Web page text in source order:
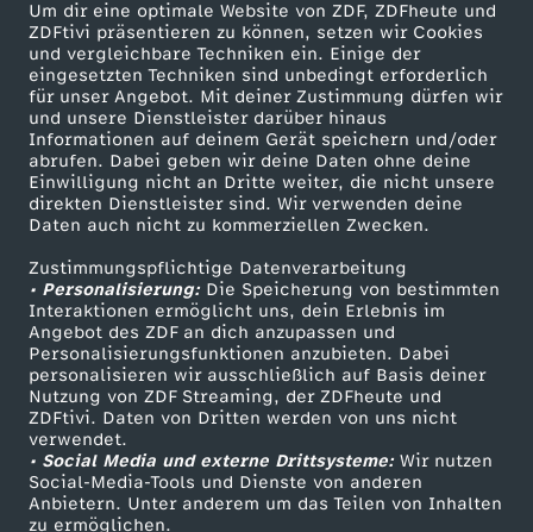
Um dir eine optimale Website von ZDF, ZDFheute und
ZDFtivi präsentieren zu können, setzen wir Cookies
und vergleichbare Techniken ein. Einige der
eingesetzten Techniken sind unbedingt erforderlich
für unser Angebot. Mit deiner Zustimmung dürfen wir
und unsere Dienstleister darüber hinaus
Informationen auf deinem Gerät speichern und/oder
abrufen. Dabei geben wir deine Daten ohne deine
Einwilligung nicht an Dritte weiter, die nicht unsere
direkten Dienstleister sind. Wir verwenden deine
Daten auch nicht zu kommerziellen Zwecken.
Zustimmungspflichtige Datenverarbeitung
• Personalisierung:Die Speicherung von bestimmten
Interaktionen ermöglicht uns, dein Erlebnis im
Angebot des ZDF an dich anzupassen und
Personalisierungsfunktionen anzubieten. Dabei
personalisieren wir ausschließlich auf Basis deiner
Nutzung von ZDF Streaming, der ZDFheute und
ZDFtivi. Daten von Dritten werden von uns nicht
verwendet.
• Social Media und externe Drittsysteme:Wir nutzen
Social-Media-Tools und Dienste von anderen
Anbietern. Unter anderem um das Teilen von Inhalten
zu ermöglichen.
t
a
l
l
e
s
-
W
i
Mehr ZDF
ZDF-Apps
Smart TV
ZDFtext
Livestreams
Sendungen A-Z
TV-Programm
Service
ZDFmitreden
Kontakt zum ZDF
Tickets
Zuschauerservice
Hilfe
ZDF Unternehmen
Karriere